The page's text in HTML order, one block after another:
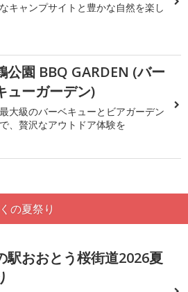
キャンプサイトと豊かな自然を楽し
公園 BBQ GARDEN (バー
ューガーデン)
大級のバーベキューとビアガーデン
、贅沢なアウトドア体験を
の夏祭り
駅おおとう桜街道2026夏